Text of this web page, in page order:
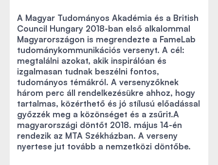
A Magyar Tudományos Akadémia és a British
Council Hungary 2018-ban első alkalommal
Magyarországon is megrendezte a FameLab
tudománykommunikációs versenyt. A cél:
megtalálni azokat, akik inspirálóan és
izgalmasan tudnak beszélni fontos,
tudományos témákról. A versenyzőknek
három perc áll rendelkezésükre ahhoz, hogy
tartalmas, közérthető és jó stílusú előadással
győzzék meg a közönséget és a zsűrit.A
magyarországi döntőt 2018. május 14-én
rendezik az MTA Székházban. A verseny
nyertese jut tovább a nemzetközi döntőbe.